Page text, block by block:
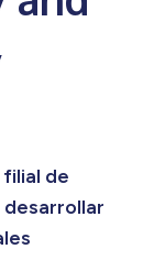
de
desarrollar